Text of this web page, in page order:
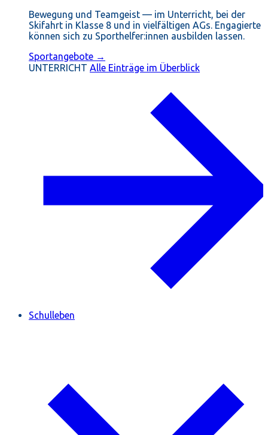
Bewegung und Teamgeist — im Unterricht, bei der
Skifahrt in Klasse 8 und in vielfältigen AGs. Engagierte
können sich zu Sporthelfer:innen ausbilden lassen.
Sportangebote →
UNTERRICHT Alle Einträge im Überblick
Schulleben